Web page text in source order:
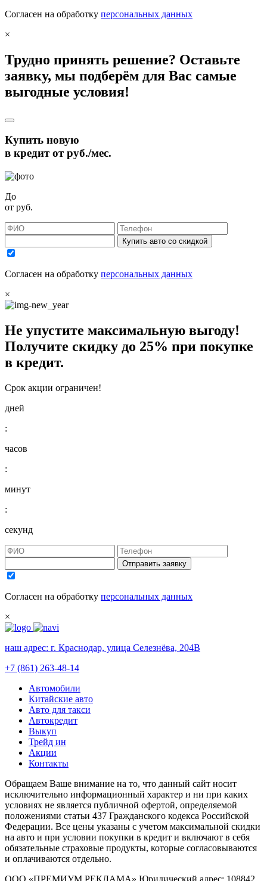
Согласен на обработку персональных данных
×
Трудно принять решение? Оставьте
заявку, мы подберём для Вас самые
выгодные условия!
Купить новую
в кредит отруб./мес.
До
от руб.
Купить авто со скидкой
Согласен на обработку персональных данных
×
Не упустите максимальную выгоду!
Получите скидку до 25% при покупке
в кредит.
Срок акции ограничен!
дней
:
часов
:
минут
:
секунд
Отправить заявку
Согласен на обработку персональных данных
×
наш адрес: г. Краснодар, улица Селезнёва, 204В
+7 (861) 263-48-14
Автомобили
Китайские авто
Авто для такси
Автокредит
Выкуп
Трейд ин
Акции
Контакты
Обращаем Ваше внимание на то, что данный сайт носит
исключительно информационный характер и ни при каких
условиях не является публичной офертой, определяемой
положениями статьи 437 Гражданского кодекса Российской
Федерации. Все цены указаны с учетом максимальной скидки
на авто и при условии покупки в кредит и включают в себя
обязательные страховые продукты, которые согласовываются
и оплачиваются отдельно.
ООО «ПРЕМИУМ РЕКЛАМА» Юридический адрес: 108842,